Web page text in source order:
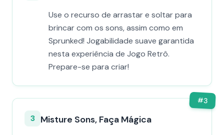
Use o recurso de arrastar e soltar para
brincar com os sons, assim como em
Sprunked! Jogabilidade suave garantida
nesta experiência de Jogo Retrô.
Prepare-se para criar!
#3
3 Misture Sons, Faça Mágica